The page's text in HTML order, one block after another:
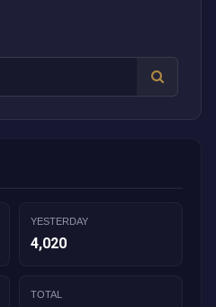
YESTERDAY
4,020
TOTAL